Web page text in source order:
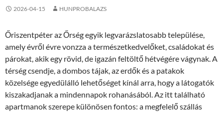
2026-04-15 HUNPROBALAZS
Őriszentpéter az Őrség egyik legvarázslatosabb települése,
amely évről évre vonzza a természetkedvelőket, családokat és
párokat, akik egy rövid, de igazán feltöltő hétvégére vágynak. A
térség csendje, a dombos tájak, az erdők és a patakok
közelsége egyedülálló lehetőséget kínál arra, hogy a látogatók
kiszakadjanak a mindennapok rohanásából. Az itt található
apartmanok szerepe különösen fontos: a megfelelő szállás